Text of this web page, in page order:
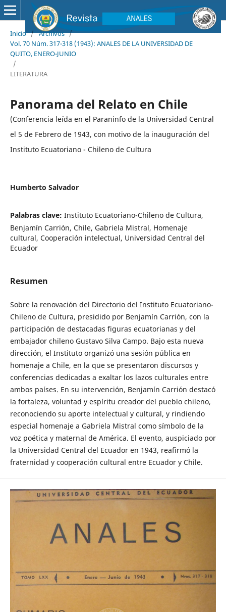
Inicio / Archivos /
Vol. 70 Núm. 317-318 (1943): ANALES DE LA UNIVERSIDAD DE
QUITO, ENERO-JUNIO
/
LITERATURA
Panorama del Relato en Chile
(Conferencia leída en el Paraninfo de la Universidad Central
el 5 de Febrero de 1943, con motivo de la inauguración del
Instituto Ecuatoriano - Chileno de Cultura
Humberto Salvador
Palabras clave: Instituto Ecuatoriano-Chileno de Cultura,
Benjamín Carrión, Chile, Gabriela Mistral, Homenaje
cultural, Cooperación intelectual, Universidad Central del
Ecuador
Resumen
Sobre la renovación del Directorio del Instituto Ecuatoriano-
Chileno de Cultura, presidido por Benjamín Carrión, con la
participación de destacadas figuras ecuatorianas y del
embajador chileno Gustavo Silva Campo. Bajo esta nueva
dirección, el Instituto organizó una sesión pública en
homenaje a Chile, en la que se presentaron discursos y
conferencias dedicadas a exaltar los lazos culturales entre
ambos países. En su intervención, Benjamín Carrión destacó
la fortaleza, voluntad y espíritu creador del pueblo chileno,
reconociendo su aporte intelectual y cultural, y rindiendo
especial homenaje a Gabriela Mistral como símbolo de la
voz poética y maternal de América. El evento, auspiciado por
la Universidad Central del Ecuador en 1943, reafirmó la
fraternidad y cooperación cultural entre Ecuador y Chile.